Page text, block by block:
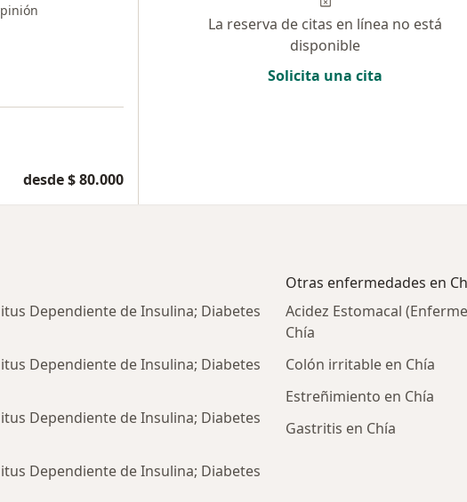
desde $ 80.000
La reserva de citas en línea no está
disponible
Solicita una cita
Dependiente de Insulina; Diabetes
Dependiente de Insulina; Diabetes
Dependiente de Insulina; Diabetes
Dependiente de Insulina; Diabetes
Otras enfermedades en
Acidez Estomacal
Chía
Colón irritable en Chía
Estreñimiento en Chía
Gastritis en Chía